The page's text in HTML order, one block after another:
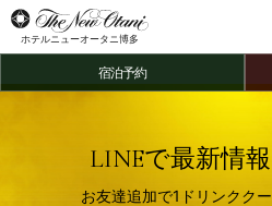
ホテルニューオータニ博多
宿泊予約
LINEで最新情
お友達追加で1ドリンクク